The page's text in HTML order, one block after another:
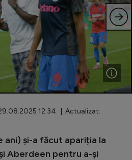
12:34 | Actualizat:
ani) și-a făcut apariția la
Aberdeen pentru a-și